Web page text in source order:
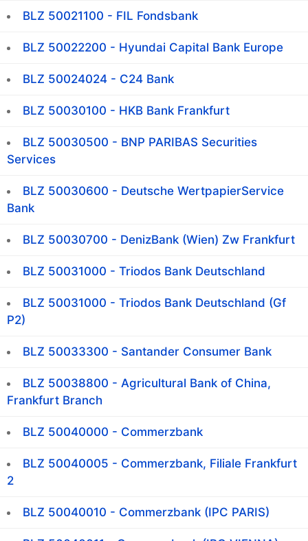
BLZ 50021100 - FIL Fondsbank
BLZ 50022200 - Hyundai Capital Bank Europe
BLZ 50024024 - C24 Bank
BLZ 50030100 - HKB Bank Frankfurt
BLZ 50030500 - BNP PARIBAS Securities
Services
BLZ 50030600 - Deutsche WertpapierService
Bank
BLZ 50030700 - DenizBank (Wien) Zw Frankfurt
BLZ 50031000 - Triodos Bank Deutschland
BLZ 50031000 - Triodos Bank Deutschland (Gf
P2)
BLZ 50033300 - Santander Consumer Bank
BLZ 50038800 - Agricultural Bank of China,
Frankfurt Branch
BLZ 50040000 - Commerzbank
BLZ 50040005 - Commerzbank, Filiale Frankfurt
2
BLZ 50040010 - Commerzbank (IPC PARIS)